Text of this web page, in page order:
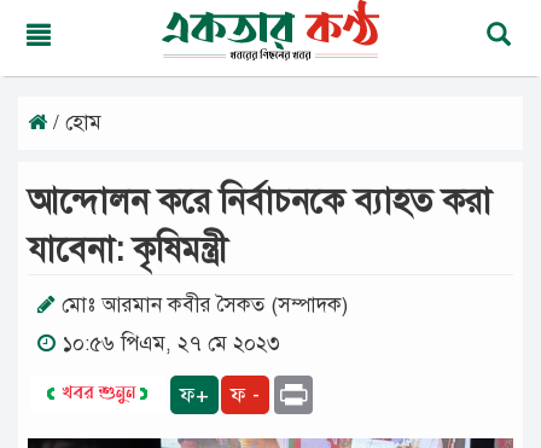
সোমবার,
২০২৬
শ্রাবণ
১৪৩৩
বঙ্গাব্দ
মূলপাতা
জাতীয়
/ হোম
আন্দোলন করে নির্বাচনকে ব্যাহত করা
যাবেনা: কৃষিমন্ত্রী
মোঃ আরমান কবীর সৈকত (সম্পাদক)
১০:৫৬ পিএম, ২৭ মে ২০২৩
ফ+ ফ -